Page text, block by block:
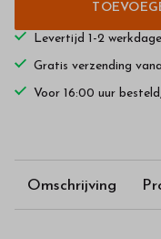
Levertijd 1-2
Gratis verzending
Voor 16:00 uur
Omschrijving